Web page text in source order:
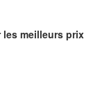
meilleurs prix